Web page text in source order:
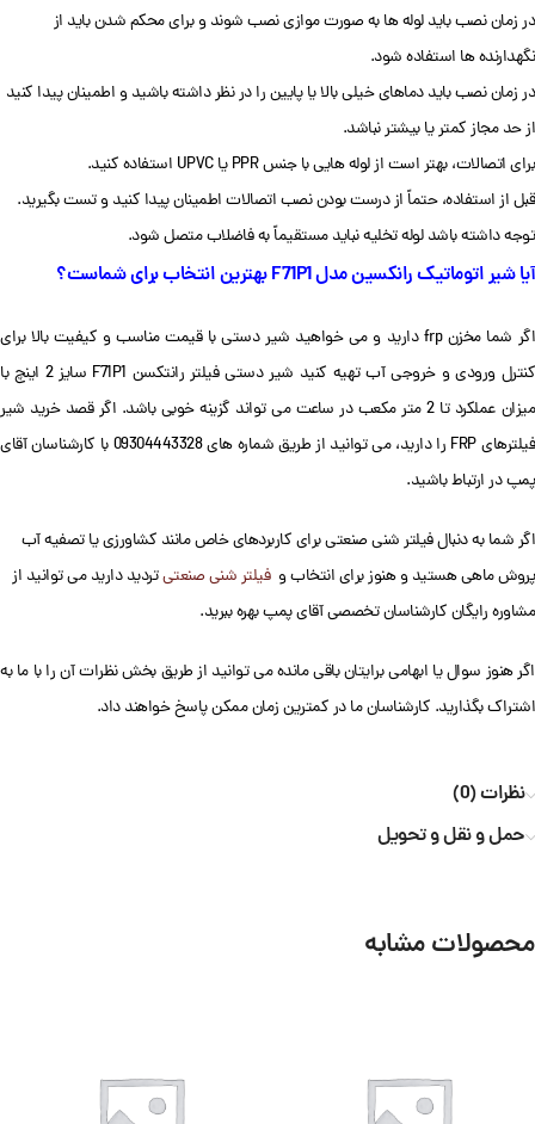
در زمان نصب باید لوله ها به صورت موازی نصب شوند و برای محکم شدن باید از
نگهدارنده ها استفاده شود.
در زمان نصب باید دماهای خیلی بالا یا پایین را در نظر داشته باشید و اطمینان پیدا کنید
از حد مجاز کمتر یا بیشتر نباشد.
برای اتصالات، بهتر است از لوله هایی با جنس PPR یا UPVC استفاده کنید.
قبل از استفاده، حتماً از درست بودن نصب اتصالات اطمینان پیدا کنید و تست بگیرید.
توجه داشته باشد لوله تخلیه نباید مستقیماً به فاضلاب متصل شود.
آیا شیر اتوماتیک رانکسین مدل F71P1 بهترین انتخاب برای شماست؟
اگر شما مخزن frp دارید و می خواهید شیر دستی با قیمت مناسب و کیفیت بالا برای
کنترل ورودی و خروجی آب تهیه کنید شیر دستی فیلتر رانتکسن F71P1 سایز 2 اینچ با
میزان عملکرد تا 2 متر مکعب در ساعت می تواند گزینه خوبی باشد. اگر قصد خرید شیر
فیلترهای FRP را دارید، می توانید از طریق شماره های 09304443328 با کارشناسان آقای
پمپ در ارتباط باشید.
اگر شما به دنبال فیلتر شنی صنعتی برای کاربردهای خاص مانند کشاورزی یا تصفیه آب
پروش ماهی هستید و هنوز برای انتخاب و فیلتر شنی صنعتیتردید دارید می توانید از
مشاوره رایگان کارشناسان تخصصی آقای پمپ بهره ببرید.
اگر هنوز سوال یا ابهامی برایتان باقی مانده می توانید از طریق بخش نظرات آن را با ما به
اشتراک بگذارید. کارشناسان ما در کمترین زمان ممکن پاسخ خواهند داد.
نظرات (0)
حمل و نقل و تحویل
محصولات مشابه